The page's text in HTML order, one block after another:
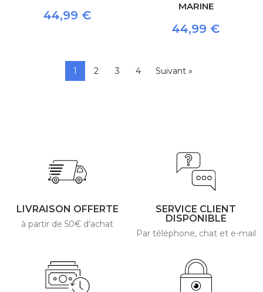
44,99 €
MARINE
44,99 €
1 2 3 4 Suivant »
LIVRAISON OFFERTE
à partir de 50€ d'achat
SERVICE CLIENT
DISPONIBLE
Par téléphone, chat et e-mail